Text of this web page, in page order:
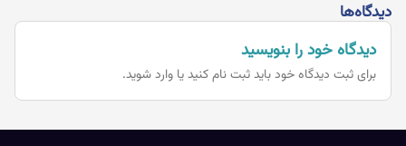
دیدگاه‌ها
دیدگاه خود را بنویسید
برای ثبت دیدگاه خود بایدثبت نام کنید یا وارد شوید.